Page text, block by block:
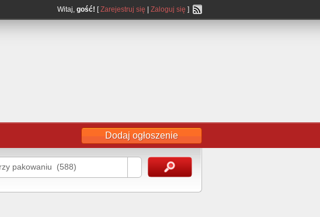
Witaj, gość! [Zarejestruj się Zaloguj się ]
Dodaj ogłoszenie
pakowaniu (588)